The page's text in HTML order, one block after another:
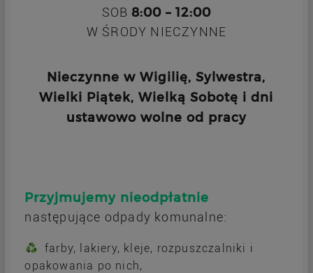
SOB 8:00 – 12:00
W ŚRODY NIECZYNNE
Nieczynne w Wigilię, Sylwestra,
Wielki Piątek, Wielką Sobotę i dni
ustawowo wolne od pracy
Przyjmujemy nieodpłatnie
następujące odpady komunalne:
farby, lakiery, kleje, rozpuszczalniki i
opakowania po nich,